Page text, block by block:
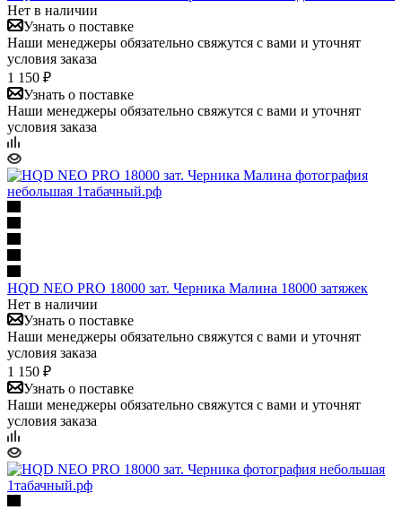
Нет в наличии
Узнать о поставке
Наши менеджеры обязательно свяжутся с вами и уточнят
условия заказа
1 150 ₽
Узнать о поставке
Наши менеджеры обязательно свяжутся с вами и уточнят
условия заказа
HQD NEO PRO 18000 зат. Черника Малина 18000 затяжек
Нет в наличии
Узнать о поставке
Наши менеджеры обязательно свяжутся с вами и уточнят
условия заказа
1 150 ₽
Узнать о поставке
Наши менеджеры обязательно свяжутся с вами и уточнят
условия заказа